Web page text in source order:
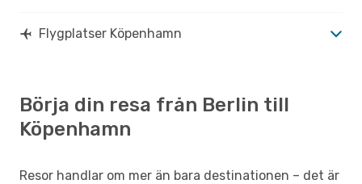
Flygplatser Köpenhamn
Börja din resa från Berlin till
Köpenhamn
Resor handlar om mer än bara destinationen – det är